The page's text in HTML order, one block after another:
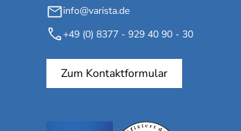
info@varista.de
+49 (0) 8377 - 929 40 90 - 30
Zum Kontaktformular